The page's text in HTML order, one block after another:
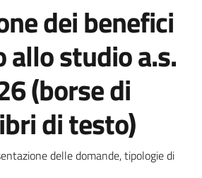
dei benefici
studio a.s.
(borse di
di testo)
notizia
delle domande, tipologie di